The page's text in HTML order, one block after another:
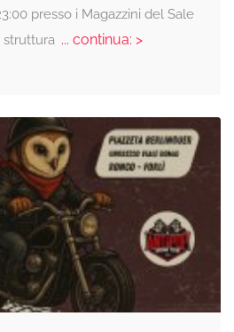
presso i Magazzini del Sale
struttura ... continua: >